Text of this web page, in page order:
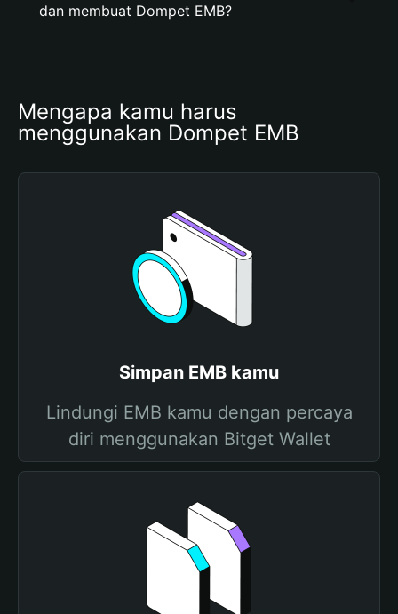
dan membuat Dompet EMB?
Mengapa kamu harus
menggunakan Dompet EMB
Simpan EMB kamu
Lindungi EMB kamu dengan percaya
diri menggunakan Bitget Wallet